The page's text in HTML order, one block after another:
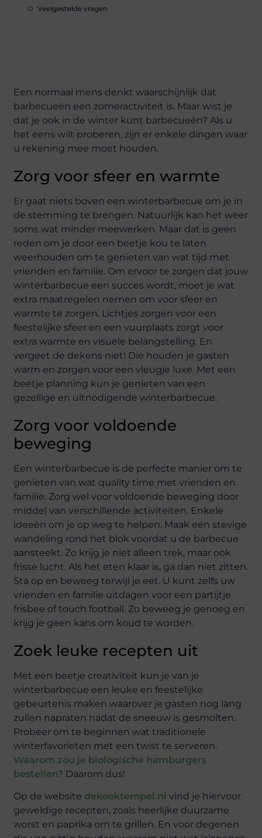
Veelgestelde vragen
Een normaal mens denkt waarschijnlijk dat
barbecueën een zomeractiviteit is. Maar wist je
dat je ook in de winter kunt barbecueën? Als u
het eens wilt proberen, zijn er enkele dingen waar
u rekening mee moet houden.
Zorg voor sfeer en warmte
Er gaat niets boven een winterbarbecue om je in
de stemming te brengen. Natuurlijk kan het weer
soms wat minder meewerken. Maar dat is geen
reden om je door een beetje kou te laten
weerhouden om te genieten van wat tijd met
vrienden en familie. Om ervoor te zorgen dat jouw
winterbarbecue een succes wordt, moet je wat
extra maatregelen nemen om voor sfeer en
warmte te zorgen. Lichtjes zorgen voor een
feestelijke sfeer en een vuurplaats zorgt voor
extra warmte en visuele belangstelling. En
vergeet de dekens niet! Die houden je gasten
warm en zorgen voor een vleugje luxe. Met een
beetje planning kun je genieten van een
gezellige en uitnodigende winterbarbecue.
Zorg voor voldoende
beweging
Een winterbarbecue is de perfecte manier om te
genieten van wat quality time met vrienden en
familie. Zorg wel voor voldoende beweging door
middel van verschillende activiteiten. Enkele
ideeën om je op weg te helpen. Maak een stevige
wandeling rond het blok voordat u de barbecue
aansteekt. Zo krijg je niet alleen trek, maar ook
frisse lucht. Als het eten klaar is, ga dan niet zitten.
Sta op en beweeg terwijl je eet. U kunt zelfs uw
vrienden en familie uitdagen voor een partijtje
frisbee of touch football. Zo beweeg je genoeg en
krijg je geen kans om koud te worden.
Zoek leuke recepten uit
Met een beetje creativiteit kun je van je
winterbarbecue een leuke en feestelijke
gebeurtenis maken waarover je gasten nog lang
zullen napraten nadat de sneeuw is gesmolten.
Probeer om te beginnen wat traditionele
winterfavorieten met een twist te serveren.
Waarom zou je biologische hamburgers
bestellen? Daarom dus!
Op de website dekooktempel.nl vind je hiervoor
geweldige recepten, zoals heerlijke duurzame
worst en paprika om te grillen. En voor degenen